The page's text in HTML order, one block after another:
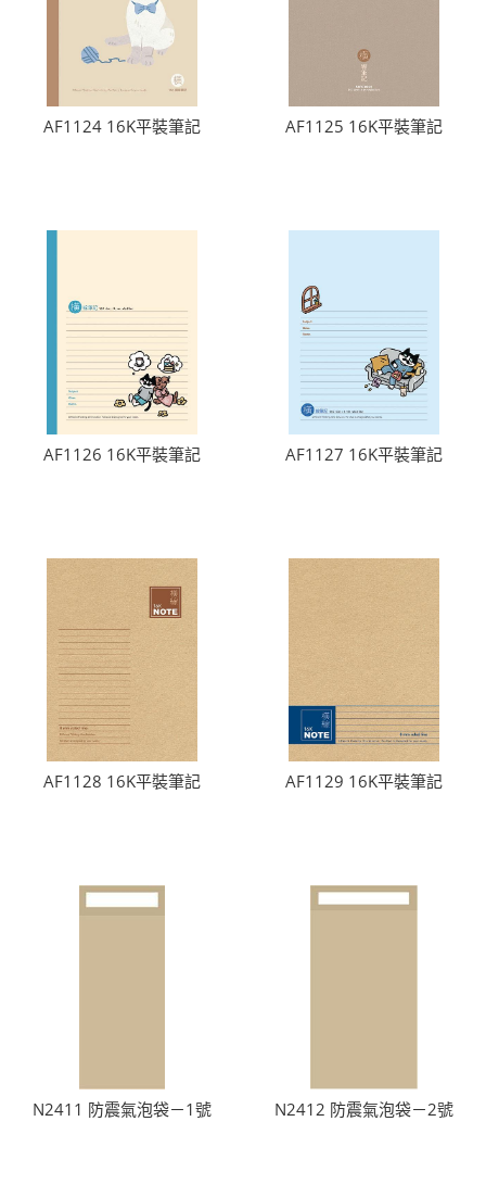
AF1124 16K平裝筆記 AF1125 16K平裝筆記
AF1126 16K平裝筆記 AF1127 16K平裝筆記
AF1128 16K平裝筆記 AF1129 16K平裝筆記
N2411 防震氣泡袋－1號 N2412 防震氣泡袋－2號